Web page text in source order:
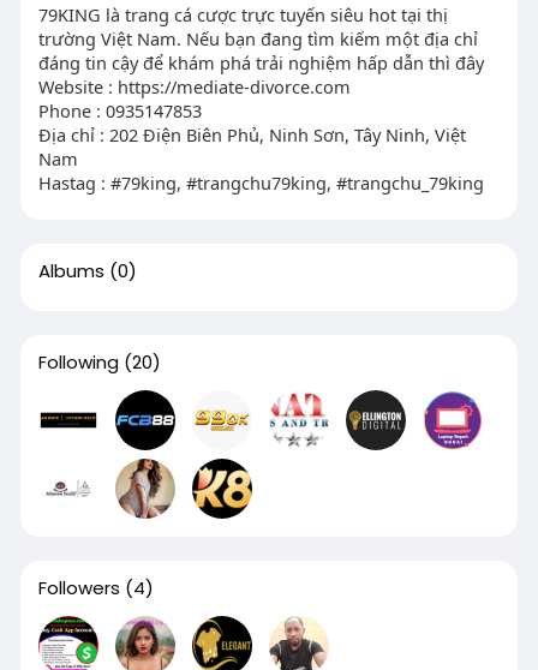
79KING là trang cá cược trực tuyến siêu hot tại thị
trường Việt Nam. Nếu bạn đang tìm kiếm một địa chỉ
đáng tin cậy để khám phá trải nghiệm hấp dẫn thì đây
Website : https://mediate-divorce.com
Phone : 0935147853
Địa chỉ : 202 Điện Biên Phủ, Ninh Sơn, Tây Ninh, Việt
Nam
Hastag : #79king, #trangchu79king, #trangchu_79king
Albums (0)
Following (20)
Followers (4)